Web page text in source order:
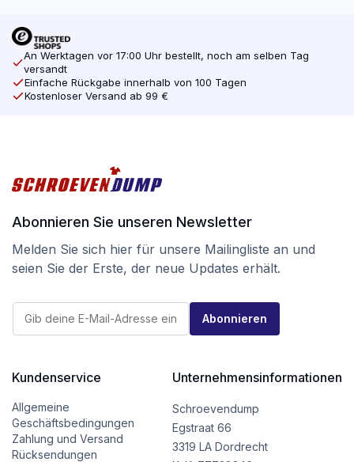
An Werktagen vor 17:00 Uhr bestellt, noch am selben Tag
versandt
Einfache Rückgabe innerhalb von 100 Tagen
Kostenloser Versand ab 99 €
Abonnieren Sie unseren Newsletter
Melden Sie sich hier für unsere Mailingliste an und
seien Sie der Erste, der neue Updates erhält.
a
E
M
a
i
l
E
E
M
l
Abonnieren
Kundenservice
Allgemeine
Geschäftsbedingungen
Zahlung und Versand
Rücksendungen
Unternehmensinformationen
Schroevendump
Egstraat 66
3319 LA Dordrecht